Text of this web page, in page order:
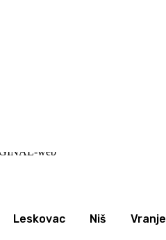
Leskovac Niš Vranje